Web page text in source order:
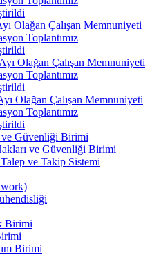
Olağan Çalışan Memnuniyeti
Toplantımız
Olağan Çalışan Memnuniyeti
Toplantımız
Olağan Çalışan Memnuniyeti
Toplantımız
ve Güvenliği Birimi
ve Güvenliği Birimi
ve Takip Sistemi
Birimi
Birimi